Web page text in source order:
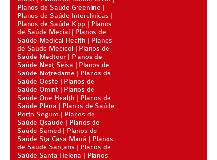
UNIHOSP PLANO DE SAÚDE INFANTIL
PLANO DE SAÚDE SÊNIOR
AMEPLAN PLANO DE SAÚDE SÊNIOR
BIO SAÚDE PLANO DE SAÚDE SÊNIOR
BIOVIDA PLANO DE SAÚDE SÊNIOR
BLUE MED PLANO DE SAÚDE SÊNIOR
CUIDAR ME PLANO DE SAÚDE SÊNIOR
GNDI PLANO DE SAÚDE SÊNIOR
Planos de Saúde Greenline
Planos de Saúde Interclinicas
Planos de Saúde Kipp
Planos
de Saúde Medial
Planos de
Saúde Medical Health
Planos
de Saúde Medicol
Planos de
Saúde Medtour
Planos de
Saúde Next Seisa
Planos de
Saúde Notredame
Planos de
Saúde Oeste
Planos de
Saúde Omint
Planos de
Saúde One Health
Planos de
Saúde Plena
Planos de Saúde
Porto Seguro
Planos de
Saúde Qsaude
Planos de
Saúde Samed
Planos de
Saúde Sta Casa Mauá
Planos
de Saúde Santaris
Planos de
Saúde Santa Helena
Planos